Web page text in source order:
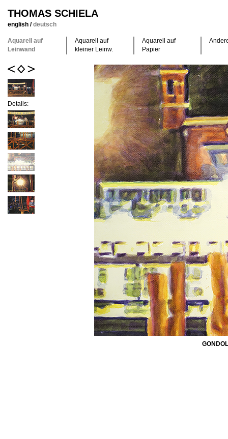
THOMAS SCHIELA
english /deutsch
Aquarell auf
Leinwand
Aquarell auf
kleiner Leinw.
Aquarell auf
Papier
Details: